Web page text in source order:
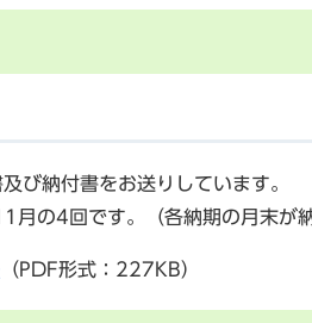
び納付書をお送りしています。
の4回です。（各納期の月末が納
（PDF形式：227KB）